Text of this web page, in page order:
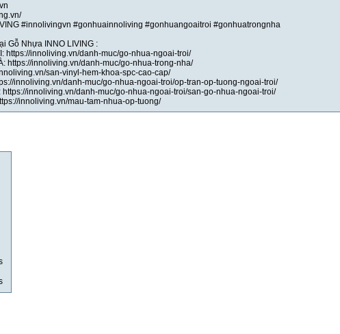
#innolivingvn #gonhuainnoliving #gonhuangoaitroi #gonhuatrongnha
Gỗ Nhựa INNO LIVING :
https://innoliving.vn/danh-muc/go-nhua-ngoai-troi/
https://innoliving.vn/danh-muc/go-nhua-trong-nha/
san-vinyl-hem-khoa-spc-cao-cap/
innoliving.vn/danh-muc/go-nhua-ngoai-troi/op-tran-op-tuong-ngoai-troi/
innoliving.vn/danh-muc/go-nhua-ngoai-troi/san-go-nhua-ngoai-troi/
innoliving.vn/mau-tam-nhua-op-tuong/